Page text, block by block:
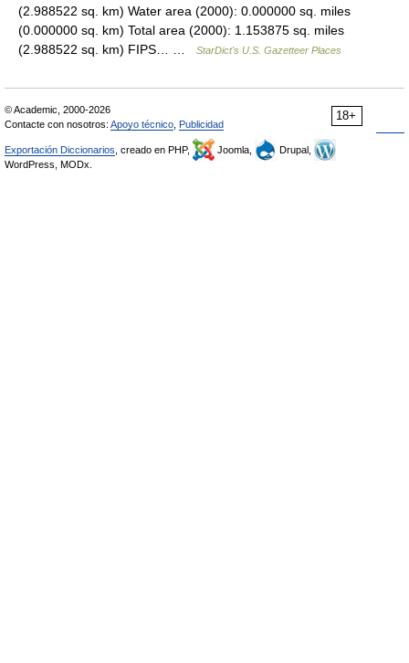
(2.988522 sq. km) Water area (2000): 0.000000 sq. miles
(0.000000 sq. km) Total area (2000): 1.153875 sq. miles
(2.988522 sq. km) FIPS… …
StarDict's U.S. Gazetteer Places
18+
© Academic, 2000-2026
Contacte con nosotros: Apoyo técnico Publicidad
Exportación Diccionarios , creado en PHP, Joomla,
Drupal,
WordPress, MODx.